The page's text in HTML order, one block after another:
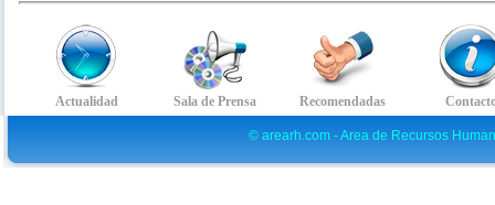
© arearh.com - Area de Recursos